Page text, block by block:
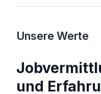
Unsere Werte
und